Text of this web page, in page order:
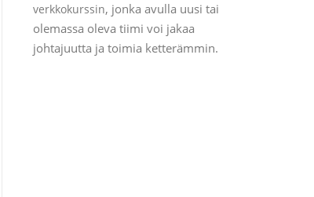
verkkokurssin, jonka avulla uusi tai
olemassa oleva tiimi voi jakaa
johtajuutta ja toimia ketterämmin.